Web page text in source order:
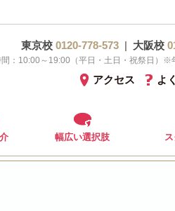
東京校 0120-778-573 | 大阪校
：10:00～19:00（平日・土日・祝祭日）※
よ
アクセス
幅広い選択肢